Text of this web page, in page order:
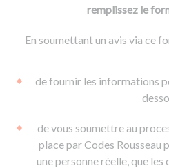
remplissez le
En soumettant un avis via ce
de fournir les informations
de vous soumettre au
place par Codes Rousseau
une personne réelle, que